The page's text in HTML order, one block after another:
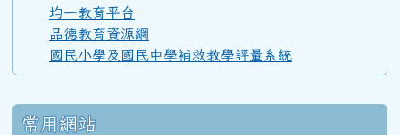
110學年度(111年6月)第52屆教師
均一教育平台
品德教育資源網
國民小學及國民中學補救教學評量系統
常用網站